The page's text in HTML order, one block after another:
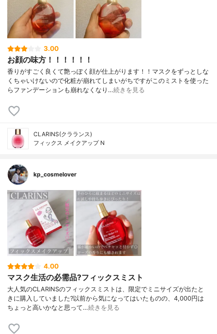
3.00
お顔の味方！！！！！！
香りがすごく良くて艶っぽく顔が仕上がります！！マスクをずっとしな
くちゃいけないので化粧が崩れてしまいがちですがこのミストを使った
らファンデーションも崩れなくなり…続きを見る
CLARINS(クラランス)
フィックス メイクアップ N
kp_cosmelover
4.00
マスク生活の必需品?フィックスミスト
大人気のCLARINSのフィックスミストは、限定でミニサイズが出たと
きに購入していました?以前から気になってはいたものの、4,000円は
ちょっと高いかなと思って…続きを見る